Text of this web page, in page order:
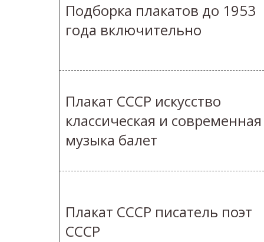
Подборка плакатов до 1953
года включительно
Плакат СССР искусство
классическая и современная
музыка балет
Плакат СССР писатель поэт
СССР